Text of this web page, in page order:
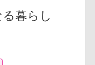
暮らし